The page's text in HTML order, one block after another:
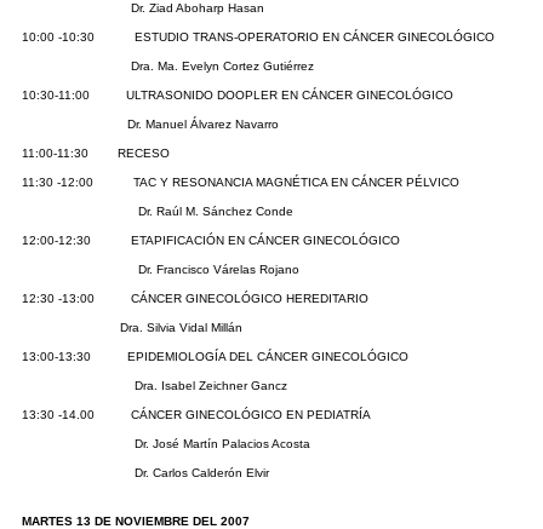
Dr. Ziad Aboharp Hasan
10:00 -10:30 ESTUDIO TRANS-OPERATORIO EN CÁNCER GINECOLÓGICO
Dra. Ma. Evelyn Cortez Gutiérrez
10:30-11:00 ULTRASONIDO DOOPLER EN CÁNCER GINECOLÓGICO
Dr. Manuel Álvarez Navarro
11:00-11:30 RECESO
11:30 -12:00 TAC Y RESONANCIA MAGNÉTICA EN CÁNCER PÉLVICO
Dr. Raúl M. Sánchez Conde
12:00-12:30 ETAPIFICACIÓN EN CÁNCER GINECOLÓGICO
Dr. Francisco Várelas Rojano
12:30 -13:00 CÁNCER GINECOLÓGICO HEREDITARIO
Dra. Silvia Vidal Millán
13:00-13:30 EPIDEMIOLOGÍA DEL CÁNCER GINECOLÓGICO
Dra. Isabel Zeichner Gancz
13:30 -14.00 CÁNCER GINECOLÓGICO EN PEDIATRÍA
Dr. José Martín Palacios Acosta
Dr. Carlos Calderón Elvir
MARTES 13 DE NOVIEMBRE DEL 2007